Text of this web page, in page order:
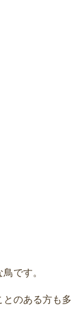
です。
とのある方も多